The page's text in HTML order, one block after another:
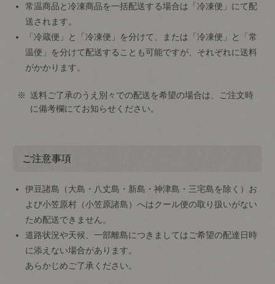
常温商品と冷凍商品を一括配送する場合は「冷凍便」にて配
送されます。
「冷蔵便」と「冷凍便」を分けて、または「冷凍便」と「常
温便」を分けて配送することも可能ですが、それぞれに送料
がかかります。
送料ご了承のうえ別々での配送を希望の場合は、ご注文時
に備考欄にてお知らせください。
ご注意事項
伊豆諸島（大島・八丈島・新島・神津島・三宅島を除く）お
よび小笠原村（小笠原諸島）へはクール便の取り扱いがない
ため配送できません。
道路状況や天候、一部離島につきましてはご希望の配達日時
に添えない場合があります。
あらかじめご了承ください。